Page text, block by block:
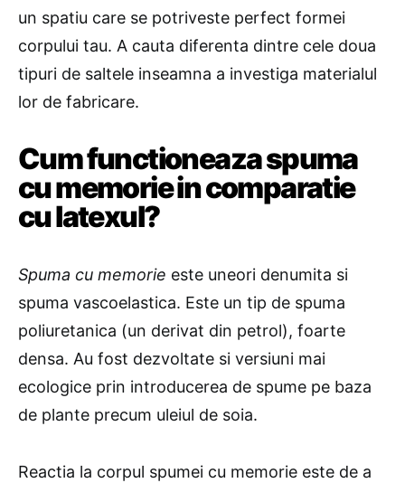
un spatiu care se potriveste perfect formei
corpului tau. A cauta diferenta dintre cele doua
tipuri de saltele inseamna a investiga materialul
lor de fabricare.
Cum functioneaza spuma
cu memorie in comparatie
cu latexul?
Spuma cu memorie este uneori denumita si
spuma vascoelastica. Este un tip de spuma
poliuretanica (un derivat din petrol), foarte
densa. Au fost dezvoltate si versiuni mai
ecologice prin introducerea de spume pe baza
de plante precum uleiul de soia.
Reactia la corpul spumei cu memorie este de a